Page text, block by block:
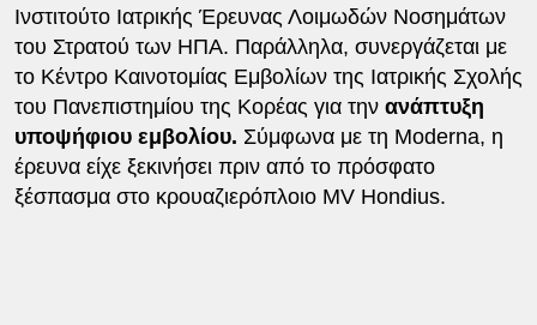
Ινστιτούτο Ιατρικής Έρευνας Λοιμωδών Νοσημάτων
του Στρατού των ΗΠΑ. Παράλληλα, συνεργάζεται με
το Κέντρο Καινοτομίας Εμβολίων της Ιατρικής Σχολής
του Πανεπιστημίου της Κορέας για την ανάπτυξη
υποψήφιου εμβολίου. Σύμφωνα με τη Moderna, η
έρευνα είχε ξεκινήσει πριν από το πρόσφατο
ξέσπασμα στο κρουαζιερόπλοιο MV Hondius.